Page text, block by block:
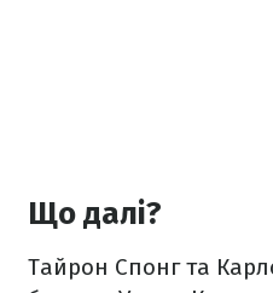
Що далі?
Тайрон Спонг та